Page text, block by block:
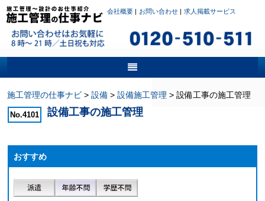
会社概要| お問い合わせ| 求人掲載サービス
施工管理の仕事ナビ > 設備 > 設備施工管理 > 設備工事の施工管理
No.4101 設備工事の施工管理
おすすめ